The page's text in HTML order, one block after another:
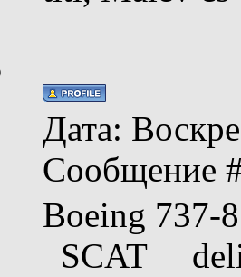
Дата:
Сообщение
Boeing
SCAT